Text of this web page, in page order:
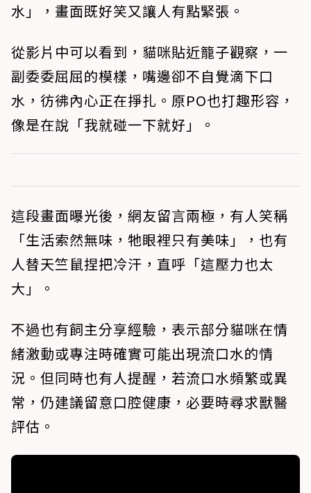
水」，畫面既好笑又讓人有點緊張。
從影片中可以看到，貓咪貼近籠子觀察，一
副委委屈屈的模樣，嘴邊卻不自覺滴下口
水，彷彿內心正在掙扎。原PO也打趣形容，
像是在說「我就碰一下就好」。
這段畫面曝光後，網友留言兩極，有人笑稱
「生活索然無味，牠眼裡只有美味」，也有
人替天竺鼠捏把冷汗，直呼「這壓力也太
大」。
不過也有飼主分享經驗，表示部分貓咪在情
緒激動或專注時確實可能出現流口水的情
況。但同時也有人提醒，若流口水頻繁或異
常，仍建議留意口腔健康，必要時尋求獸醫
評估。